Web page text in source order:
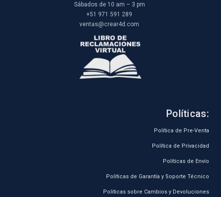
Sábados de 10 am – 3 pm
+51 971 591 289
ventas@crear4d.com
Políticas:
Política de Pre-Venta
Política de Privacidad
Políticas de Envío
Políticas de Garantía y Soporte Técnico
Políticas sobre Cambios y Devoluciones